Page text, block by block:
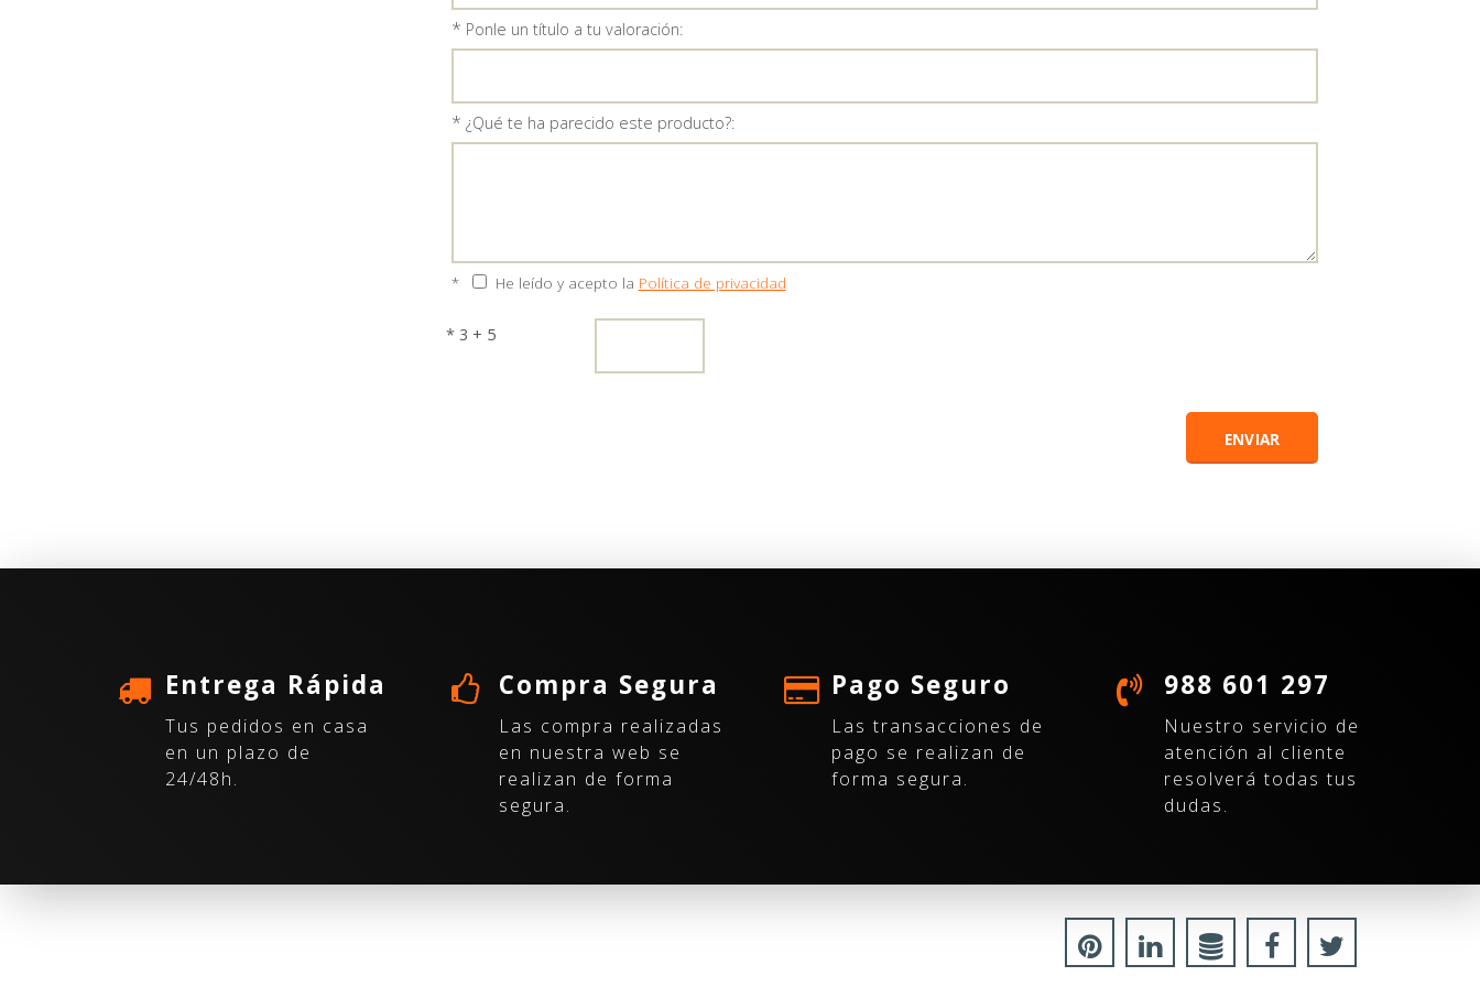
* Ponle un título a tu valoración:
* ¿Qué te ha parecido este producto?:
* He leído y acepto la Política de privacidad
* 3 + 5
Entrega Rápida
Tus pedidos en casa
en un plazo de
24/48h.
Compra Segura
Las compra realizadas
en nuestra web se
realizan de forma
segura.
Pago Seguro
Las transacciones de
pago se realizan de
forma segura.
988 601 297
Nuestro servicio de
atención al cliente
resolverá todas tus
dudas.